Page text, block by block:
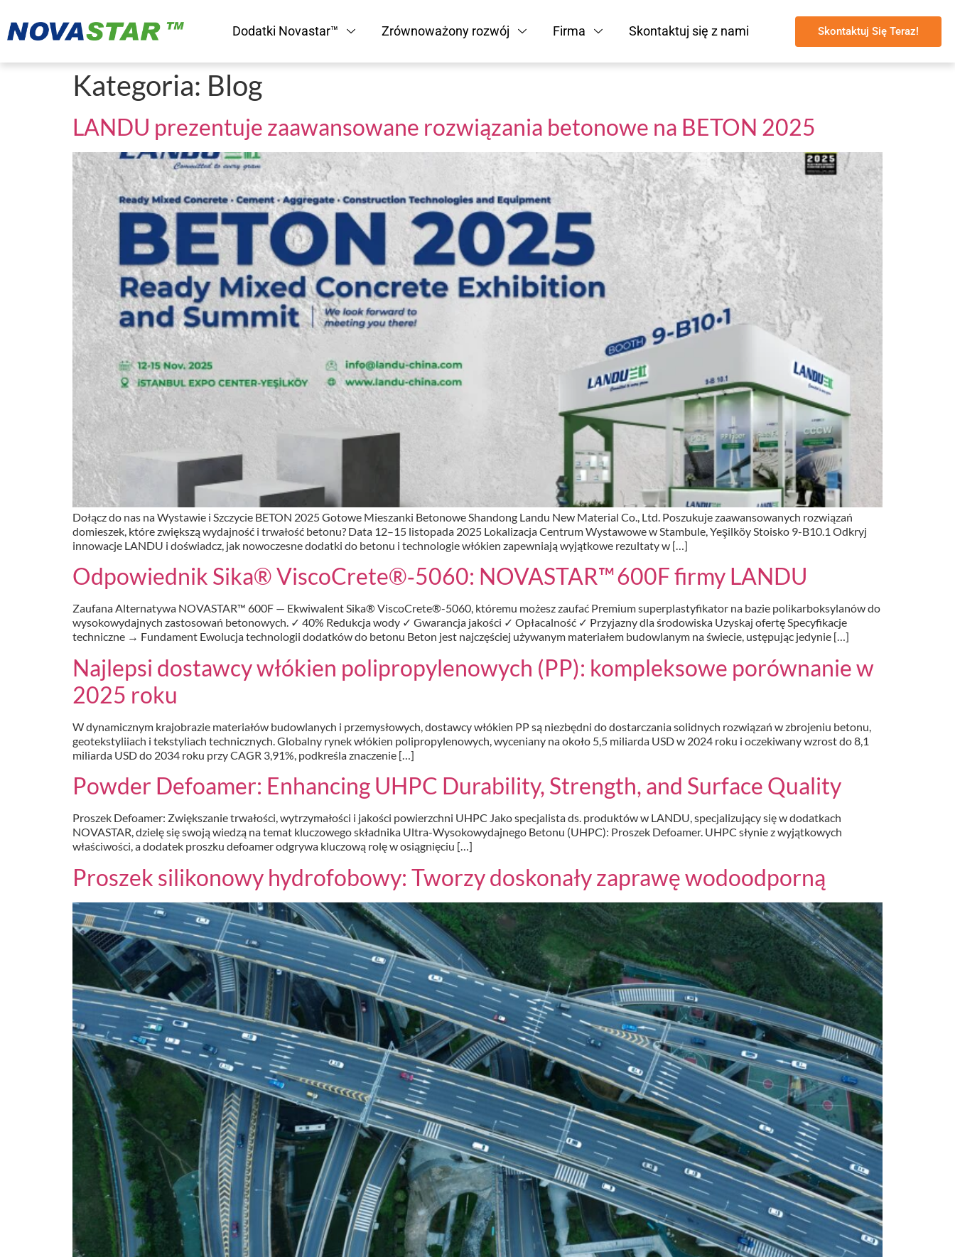
Dodatki Novastar™ Zrównoważony rozwój Firma Skontaktuj się z nami Skontaktuj Się Teraz!
Kategoria: Blog
LANDU prezentuje zaawansowane rozwiązania betonowe na BETON 2025
Dołącz do nas na Wystawie i Szczycie BETON 2025 Gotowe Mieszanki Betonowe Shandong Landu New Material Co., Ltd. Poszukuje zaawansowanych rozwiązań
domieszek, które zwiększą wydajność i trwałość betonu? Data 12–15 listopada 2025 Lokalizacja Centrum Wystawowe w Stambule, Yeşilköy Stoisko 9-B10.1 Odkryj
innowacje LANDU i doświadcz, jak nowoczesne dodatki do betonu i technologie włókien zapewniają wyjątkowe rezultaty w […]
Odpowiednik Sika® ViscoCrete®‑5060: NOVASTAR™ 600F firmy LANDU
Zaufana Alternatywa NOVASTAR™ 600F — Ekwiwalent Sika® ViscoCrete®-5060, któremu możesz zaufać Premium superplastyfikator na bazie polikarboksylanów do
wysokowydajnych zastosowań betonowych. ✓ 40% Redukcja wody ✓ Gwarancja jakości ✓ Opłacalność ✓ Przyjazny dla środowiska Uzyskaj ofertę Specyfikacje
techniczne → Fundament Ewolucja technologii dodatków do betonu Beton jest najczęściej używanym materiałem budowlanym na świecie, ustępując jedynie […]
Najlepsi dostawcy włókien polipropylenowych (PP): kompleksowe porównanie w
2025 roku
W dynamicznym krajobrazie materiałów budowlanych i przemysłowych, dostawcy włókien PP są niezbędni do dostarczania solidnych rozwiązań w zbrojeniu betonu,
geotekstyliiach i tekstyliach technicznych. Globalny rynek włókien polipropylenowych, wyceniany na około 5,5 miliarda USD w 2024 roku i oczekiwany wzrost do 8,1
miliarda USD do 2034 roku przy CAGR 3,91%, podkreśla znaczenie […]
Powder Defoamer: Enhancing UHPC Durability, Strength, and Surface Quality
Proszek Defoamer: Zwiększanie trwałości, wytrzymałości i jakości powierzchni UHPC Jako specjalista ds. produktów w LANDU, specjalizujący się w dodatkach
NOVASTAR, dzielę się swoją wiedzą na temat kluczowego składnika Ultra-Wysokowydajnego Betonu (UHPC): Proszek Defoamer. UHPC słynie z wyjątkowych
właściwości, a dodatek proszku defoamer odgrywa kluczową rolę w osiągnięciu […]
Proszek silikonowy hydrofobowy: Tworzy doskonały zaprawę wodoodporną